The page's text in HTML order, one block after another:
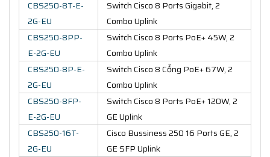
CBS250-8T-E-
2G-EU
Switch Cisco 8 Ports Gigabit, 2
Combo Uplink
CBS250-8PP-
E-2G-EU
Switch Cisco 8 Ports PoE+ 45W, 2
Combo Uplink
CBS250-8P-E-
2G-EU
Switch Cisco 8 Cổng PoE+ 67W, 2
Combo Uplink
CBS250-8FP-
E-2G-EU
Switch Cisco 8 Ports PoE+ 120W, 2
GE Uplink
CBS250-16T-
2G-EU
Cisco Bussiness 250 16 Ports GE, 2
GE SFP Uplink